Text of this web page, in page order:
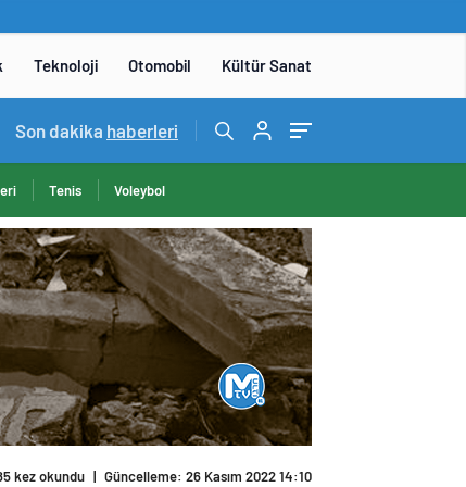
Teknoloji Otomobil Kültür Sanat
15:06 / DENEYAP Teknoloji Atölyeleri uygulama sınavı 1
Son dakika haberleri
Tenis Voleybol
kez okundu | Güncelleme: 26 Kasım 2022 14:10